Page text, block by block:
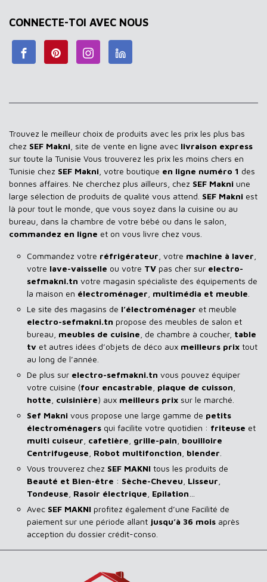
CONNECTE-TOI AVEC NOUS
Trouvez le meilleur choix de produits avec les prix les plus bas
chez SEF Makni, site de vente en ligne avec livraison express
sur toute la Tunisie Vous trouverez les prix les moins chers en
Tunisie chez SEF Makni, votre boutique en ligne numéro 1 des
bonnes affaires. Ne cherchez plus ailleurs, chez SEF Makni une
large sélection de produits de qualité vous attend. SEF Makni est
là pour tout le monde, que vous soyez dans la cuisine ou au
bureau, dans la chambre de votre bébé ou dans le salon,
commandez en ligne et on vous livre chez vous.
Commandez votre réfrigérateur, votre machine à laver,
votre lave-vaisselle ou votre TV pas cher sur electro-
sefmakni.tn votre magasin spécialiste des équipements de
la maison en électroménager, multimédia et meuble.
Le site des magasins de l’électroménager et meuble
electro-sefmakni.tn propose des meubles de salon et
bureau, meubles de cuisine, de chambre à coucher, table
tv et autres idées d’objets de déco aux meilleurs prix tout
au long de l’année.
De plus sur electro-sefmakni.tn vous pouvez équiper
votre cuisine (four encastrable, plaque de cuisson,
hotte, cuisinière) aux meilleurs prix sur le marché.
Sef Makni vous propose une large gamme de petits
électroménagers qui facilite votre quotidien : friteuse et
multi cuiseur, cafetière, grille-pain, bouilloire
Centrifugeuse, Robot multifonction, blender.
Vous trouverez chez SEF MAKNI tous les produits de
Beauté et Bien-être : Sèche-Cheveu, Lisseur,
Tondeuse, Rasoir électrique, Epilation…
Avec SEF MAKNI profitez également d’une Facilité de
paiement sur une période allant jusqu’à 36 mois après
acception du dossier crédit-conso.